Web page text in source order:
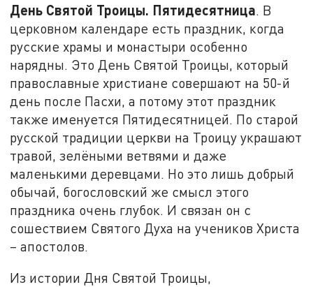
День Святой Троицы. Пятидесятница. В
церковном календаре есть праздник, когда
русские храмы и монастыри особенно
нарядны. Это День Святой Троицы, который
православные христиане совершают на 50-й
день после Пасхи, а потому этот праздник
также именуется Пятидесятницей. По старой
русской традиции церкви на Троицу украшают
травой, зелёными ветвями и даже
маленькими деревцами. Но это лишь добрый
обычай, богословский же смысл этого
праздника очень глубок. И связан он с
сошествием Святого Духа на учеников Христа
– апостолов.
Из истории Дня Святой Троицы,